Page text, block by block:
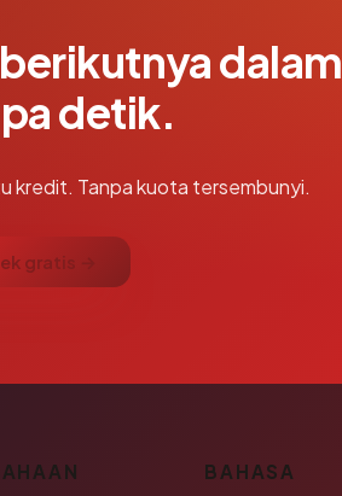
dalam
detik.
kredit. Tanpa kuota tersembunyi.
gratis →
BAHASA